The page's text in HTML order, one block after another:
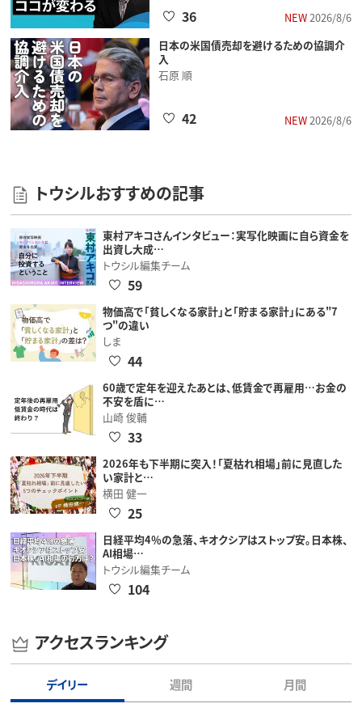
NEW2026/8/6
36
日本の米国債売却を避けるための協調介
入
石原 順
NEW2026/8/6
42
トウシルおすすめの記事
東村アキコさんインタビュー：実写化映画に自ら資金を
出資し大成…
トウシル編集チーム
59
物価高で「貧しくなる家計」と「貯まる家計」にある"7
つ"の違い
しま
44
60歳で定年を迎えたあとは、低賃金で再雇用…お金の
不安を盾に…
山崎 俊輔
33
2026年も下半期に突入！「夏枯れ相場」前に見直した
い家計と…
横田 健一
25
日経平均4％の急落、キオクシアはストップ安。日本株、
AI相場…
トウシル編集チーム
104
アクセスランキング
デイリー 週間 月間